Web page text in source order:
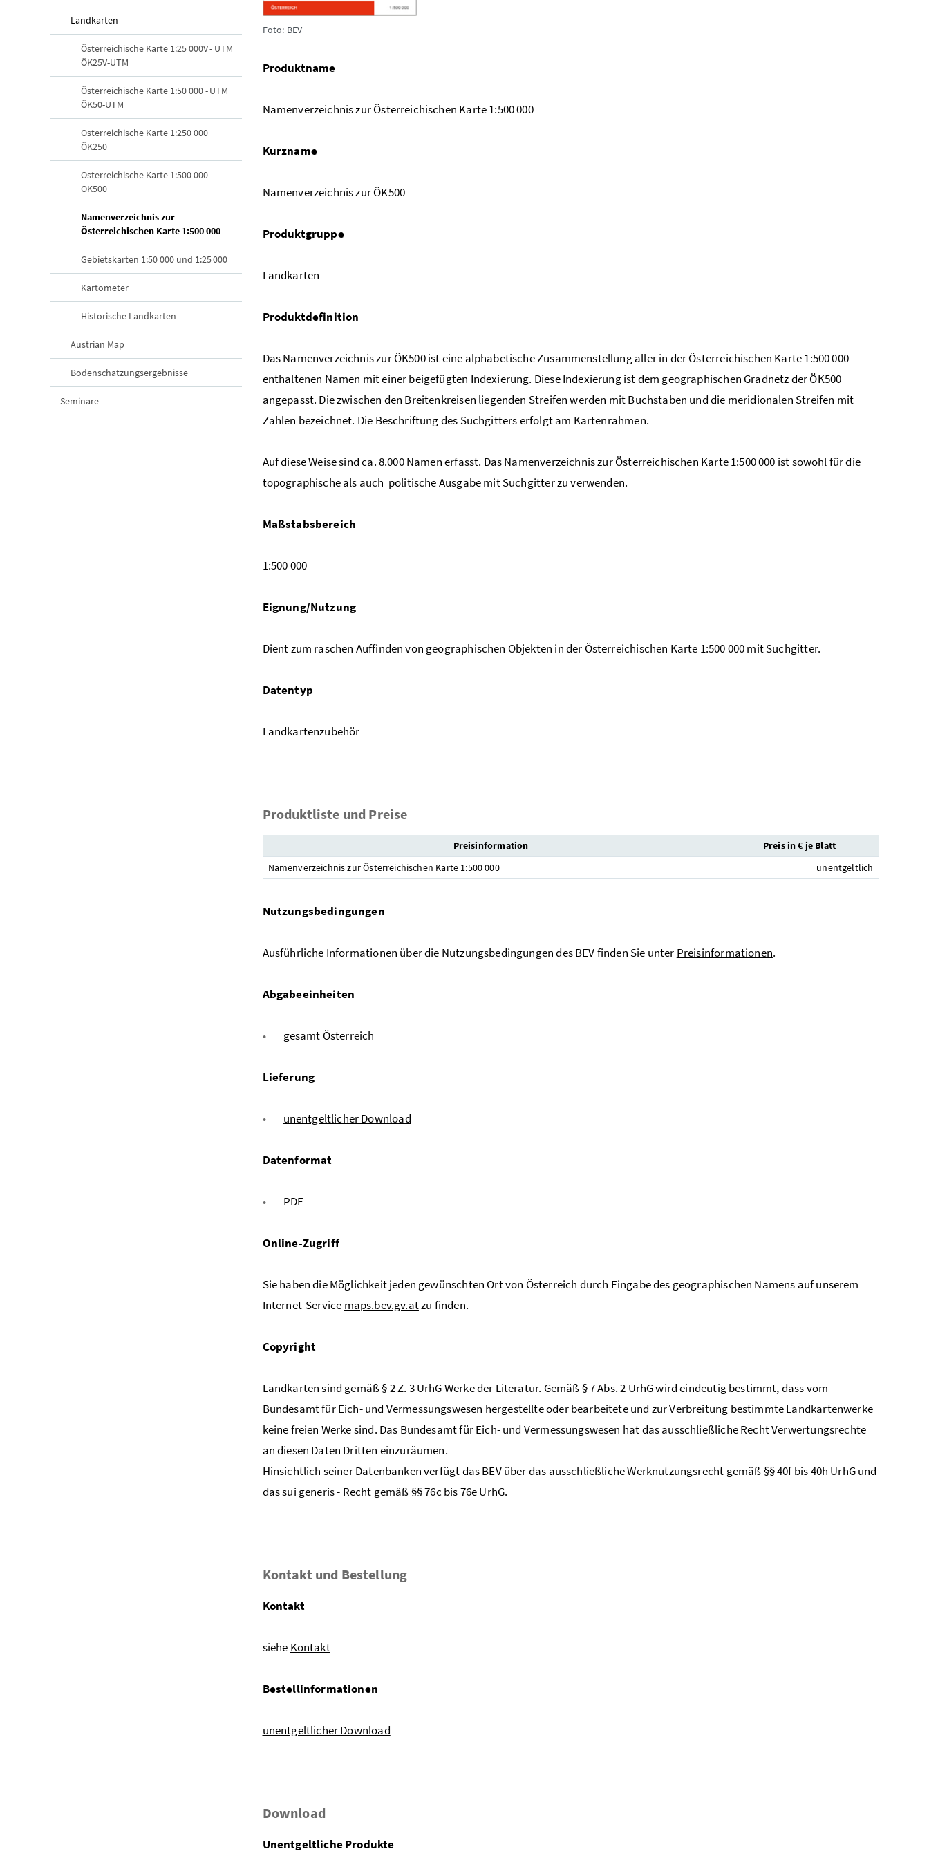
Landkarten
Österreichische Karte 1:25 000V - UTM
ÖK25V-UTM
Österreichische Karte 1:50 000 - UTM
ÖK50-UTM
Österreichische Karte 1:250 000
ÖK250
Österreichische Karte 1:500 000
ÖK500
Namenverzeichnis zur
Österreichischen Karte 1:500 000(aktuelle Seite)
Gebietskarten 1:50 000 und 1:25 000
Kartometer
Historische Landkarten
Austrian Map
Bodenschätzungsergebnisse
Seminare
Foto: BEV
Produktname
Namenverzeichnis zur Österreichischen Karte 1:500 000
Kurzname
Namenverzeichnis zur ÖK500
Produktgruppe
Landkarten
Produktdefinition
Das Namenverzeichnis zur ÖK500 ist eine alphabetische Zusammenstellung aller in der Österreichischen Karte 1:500 000
enthaltenen Namen mit einer beigefügten Indexierung. Diese Indexierung ist dem geographischen Gradnetz der ÖK500
angepasst. Die zwischen den Breitenkreisen liegenden Streifen werden mit Buchstaben und die meridionalen Streifen mit
Zahlen bezeichnet. Die Beschriftung des Suchgitters erfolgt am Kartenrahmen.
Auf diese Weise sind ca. 8.000 Namen erfasst. Das Namenverzeichnis zur Österreichischen Karte 1:500 000 ist sowohl für die
topographische als auch politische Ausgabe mit Suchgitter zu verwenden.
Maßstabsbereich
1:500 000
Eignung/Nutzung
Dient zum raschen Auffinden von geographischen Objekten in der Österreichischen Karte 1:500 000 mit Suchgitter.
Datentyp
Landkartenzubehör
Produktliste und Preise
Preisinformation
Preis in € je Blatt
Namenverzeichnis zur Österreichischen Karte 1:500 000
unentgeltlich
Nutzungsbedingungen
Ausführliche Informationen über die Nutzungsbedingungen des BEV finden Sie unter Preisinformationen.
Abgabeeinheiten
gesamt Österreich
Lieferung
unentgeltlicher Download
Datenformat
PDF
Online-Zugriff
Sie haben die Möglichkeit jeden gewünschten Ort von Österreich durch Eingabe des geographischen Namens auf unserem
Internet-Service maps.bev.gv.atzu finden.
Copyright
Landkarten sind gemäß § 2 Z. 3 UrhG Werke der Literatur. Gemäß § 7 Abs. 2 UrhG wird eindeutig bestimmt, dass vom
Bundesamt für Eich- und Vermessungswesen hergestellte oder bearbeitete und zur Verbreitung bestimmte Landkartenwerke
keine freien Werke sind. Das Bundesamt für Eich- und Vermessungswesen hat das ausschließliche Recht Verwertungsrechte
an diesen Daten Dritten einzuräumen.
Hinsichtlich seiner Datenbanken verfügt das BEV über das ausschließliche Werknutzungsrecht gemäß §§ 40f bis 40h UrhG und
das sui generis - Recht gemäß §§ 76c bis 76e UrhG.
Kontakt und Bestellung
Kontakt
siehe Kontakt
Bestellinformationen
unentgeltlicher Download
Download
Unentgeltliche Produkte